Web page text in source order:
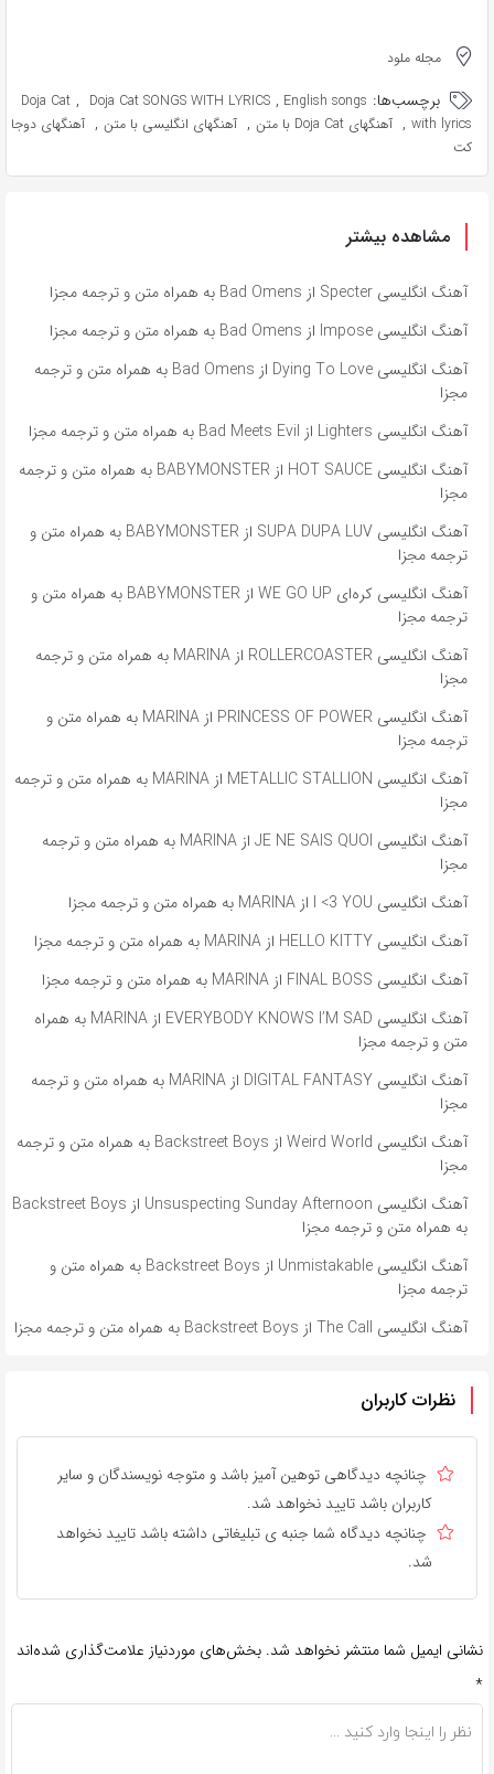
مجله ملود
برچسب‌ها: Doja Cat , Doja Cat SONGS WITH LYRICS , English songs
with lyrics
, آهنگهای Doja Cat با متن , آهنگهای انگلیسی با متن , آهنگهای دوجا
کت
مشاهده بیشتر
آهنگ انگلیسی Specter از Bad Omens به همراه متن و ترجمه مجزا
آهنگ انگلیسی Impose از Bad Omens به همراه متن و ترجمه مجزا
آهنگ انگلیسی Dying To Love از Bad Omens به همراه متن و ترجمه
مجزا
آهنگ انگلیسی Lighters از Bad Meets Evil به همراه متن و ترجمه مجزا
آهنگ انگلیسی HOT SAUCE از BABYMONSTER به همراه متن و ترجمه
مجزا
آهنگ انگلیسی SUPA DUPA LUV از BABYMONSTER به همراه متن و
ترجمه مجزا
آهنگ انگلیسی کره‌ای WE GO UP از BABYMONSTER به همراه متن و
ترجمه مجزا
آهنگ انگلیسی ROLLERCOASTER از MARINA به همراه متن و ترجمه
مجزا
آهنگ انگلیسی PRINCESS OF POWER از MARINA به همراه متن و
ترجمه مجزا
آهنگ انگلیسی METALLIC STALLION از MARINA به همراه متن و ترجمه
مجزا
آهنگ انگلیسی JE NE SAIS QUOI از MARINA به همراه متن و ترجمه
مجزا
آهنگ انگلیسی I <3 YOU از MARINA به همراه متن و ترجمه مجزا
آهنگ انگلیسی HELLO KITTY از MARINA به همراه متن و ترجمه مجزا
آهنگ انگلیسی FINAL BOSS از MARINA به همراه متن و ترجمه مجزا
آهنگ انگلیسی EVERYBODY KNOWS I’M SAD از MARINA به همراه
متن و ترجمه مجزا
آهنگ انگلیسی DIGITAL FANTASY از MARINA به همراه متن و ترجمه
مجزا
آهنگ انگلیسی Weird World از Backstreet Boys به همراه متن و ترجمه
مجزا
آهنگ انگلیسی Unsuspecting Sunday Afternoon از Backstreet Boys
به همراه متن و ترجمه مجزا
آهنگ انگلیسی Unmistakable از Backstreet Boys به همراه متن و
ترجمه مجزا
آهنگ انگلیسی The Call از Backstreet Boys به همراه متن و ترجمه مجزا
نظرات کاربران
چنانچه دیدگاهی توهین آمیز باشد و متوجه نویسندگان و سایر
کاربران باشد تایید نخواهد شد.
چنانچه دیدگاه شما جنبه ی تبلیغاتی داشته باشد تایید نخواهد
شد.
نشانی ایمیل شما منتشر نخواهد شد. بخش‌های موردنیاز علامت‌گذاری شده‌اند
*